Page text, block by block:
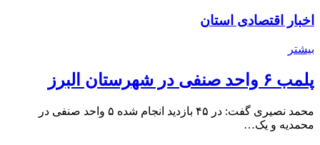
اخبار اقتصادی استان
بیشتر
پلمب ۶ واحد صنفی در شهرستان البرز
محمد نصیری گفت: در ۴۵ بازدید انجام شده ۵ واحد صنفی در
محمدیه و یک…